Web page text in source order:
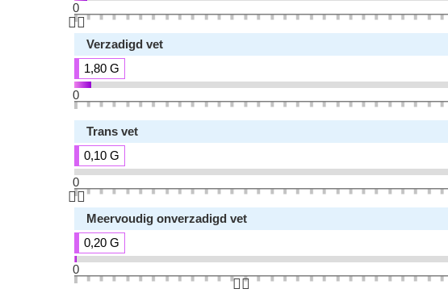
0
👆🏻
Verzadigd vet
1,80 G
0
Trans vet
0,10 G
0
👆🏻
Meervoudig onverzadigd vet
0,20 G
0
👆🏻